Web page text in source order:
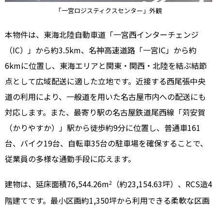
「一宮ロジスティクスセンター」外観
本物件は、東海北陸自動車道「一宮西インターチェンジ
（IC）」から約3.5km、名神高速道路「一宮IC」から約
6kmに位置し、東海エリアと関東・関西・北陸を結ぶ結節
点として広域配送に適した立地です。近接する西尾張中央
道の利用により、一般道を用いた名古屋市内への配送にも
対応します。また、最寄り駅の名古屋鉄道尾西線「苅安賀
（かりやすか）」駅から徒歩約9分に位置し、普通車161
台、バイク19台、自転車35台の駐車場を確保することで、
従業員の多様な通勤手段に応えます。
建物は、延床面積76,544.26m2
（約23,154.63坪）、RCS造4
階建てです。最小区画約1,350坪から利用できる柔軟な区画